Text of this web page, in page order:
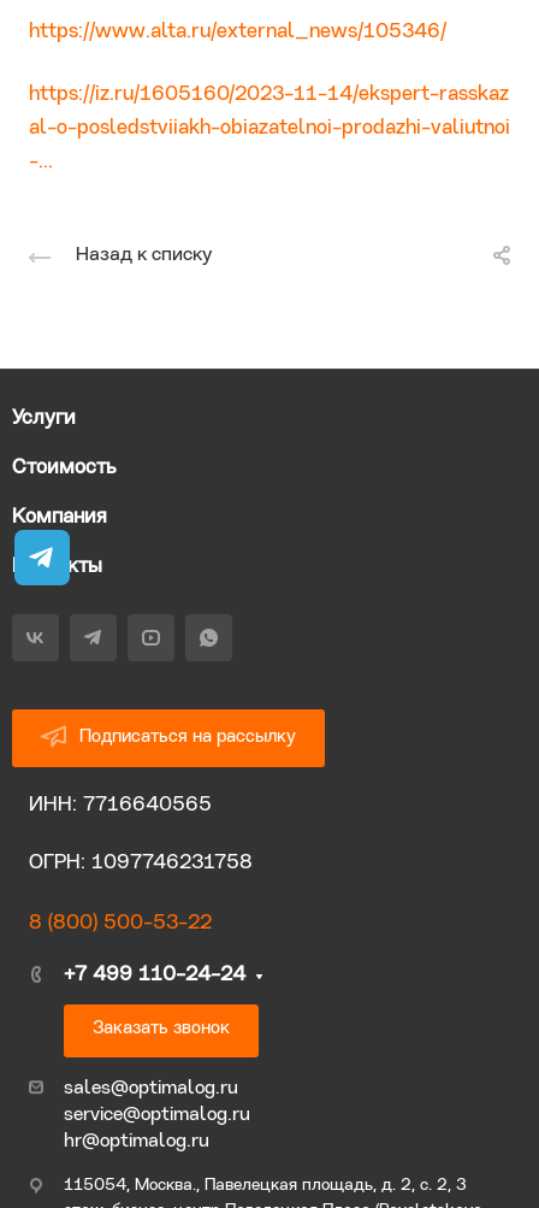
https://www.alta.ru/external_news/105346/
https://iz.ru/1605160/2023-11-14/ekspert-rasskaz
al-o-posledstviiakh-obiazatelnoi-prodazhi-valiutnoi
-...
Назад к списку
Услуги
Стоимость
Компания
Контакты
Подписаться на рассылку
ИНН: 7716640565
ОГРН: 1097746231758
8 (800) 500-53-22
+7 499 110-24-24
Заказать звонок
sales@optimalog.ru
service@optimalog.ru
hr@optimalog.ru
115054, Москва., Павелецкая площадь, д. 2, с. 2, 3